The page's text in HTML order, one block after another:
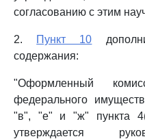
согласованию с этим
2. Пункт 10
содержания:
"Оформленный
федерального
"в", "е" и "ж" пункта
утверждается